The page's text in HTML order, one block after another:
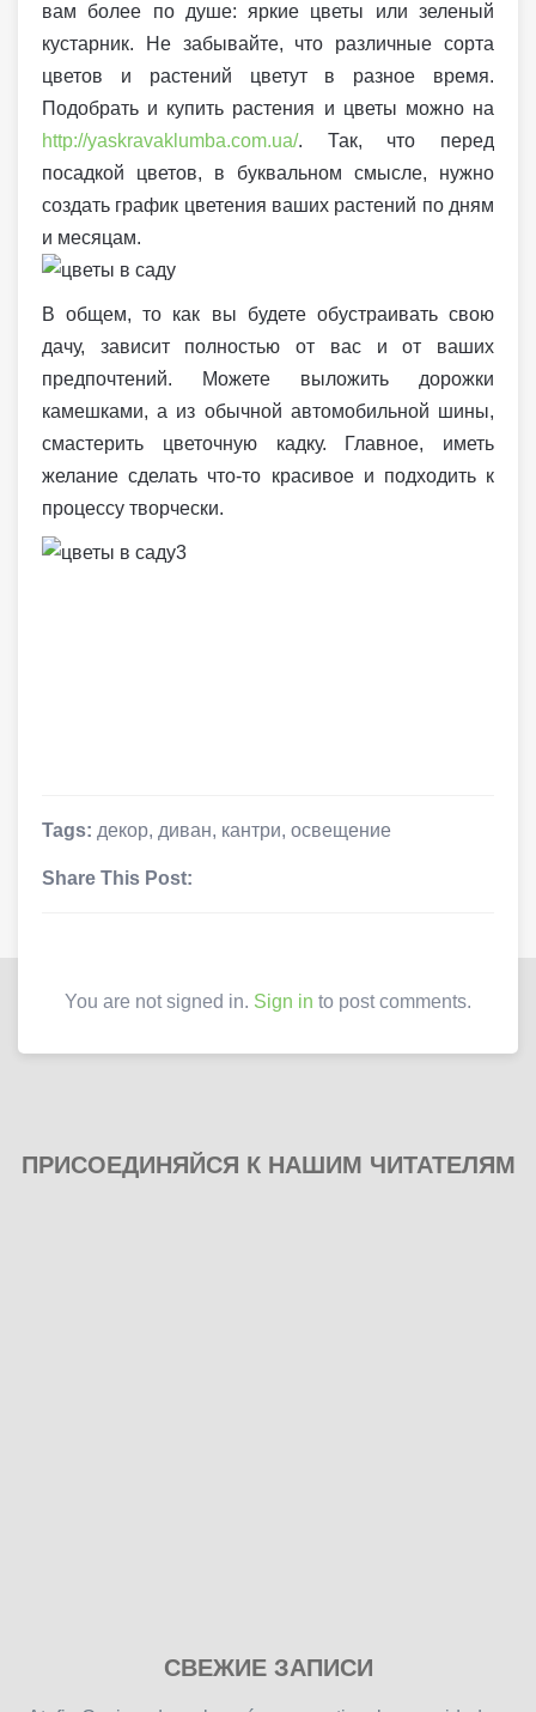
вам более по душе: яркие цветы или зеленый
кустарник. Не забывайте, что различные сорта
цветов и растений цветут в разное время.
Подобрать и купить растения и цветы можно на
http://yaskravaklumba.com.ua/. Так, что перед
посадкой цветов, в буквальном смысле, нужно
создать график цветения ваших растений по дням
и месяцам.
В общем, то как вы будете обустраивать свою
дачу, зависит полностью от вас и от ваших
предпочтений. Можете выложить дорожки
камешками, а из обычной автомобильной шины,
смастерить цветочную кадку. Главное, иметь
желание сделать что-то красивое и подходить к
процессу творчески.
Tags: декор, диван, кантри, освещение
Share This Post:
You are not signed in. Sign in to post comments.
ПРИСОЕДИНЯЙСЯ К НАШИМ ЧИТАТЕЛЯМ
СВЕЖИЕ ЗАПИСИ